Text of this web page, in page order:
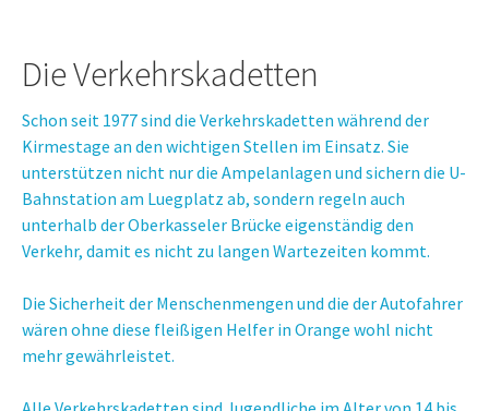
Die Verkehrskadetten
Schon seit 1977 sind die Verkehrskadetten während der
Kirmestage an den wichtigen Stellen im Einsatz. Sie
unterstützen nicht nur die Ampelanlagen und sichern die U-
Bahnstation am Luegplatz ab, sondern regeln auch
unterhalb der Oberkasseler Brücke eigenständig den
Verkehr, damit es nicht zu langen Wartezeiten kommt.
Die Sicherheit der Menschenmengen und die der Autofahrer
wären ohne diese fleißigen Helfer in Orange wohl nicht
mehr gewährleistet.